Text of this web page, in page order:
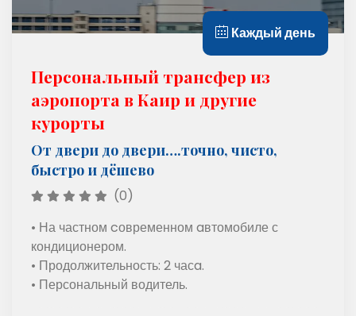
Каждый день
Персональный трансфер из
аэропорта в Каир и другие
курорты
От двери до двери….точно, чисто,
быстро и дёшево
(0)
• На частном cовременном aвтомобиле с
кондиционером.
• Продолжительность: 2 часa.
• Персональный водитель.